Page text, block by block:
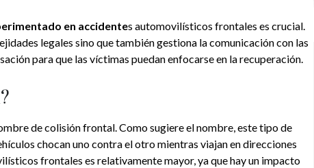
en accidentes automovilísticos frontales es crucial.
legales sino que también gestiona la comunicación con las
para que las víctimas puedan enfocarse en la recuperación.
de colisión frontal. Como sugiere el nombre, este tipo de
chocan uno contra el otro mientras viajan en direcciones
frontales es relativamente mayor, ya que hay un impacto